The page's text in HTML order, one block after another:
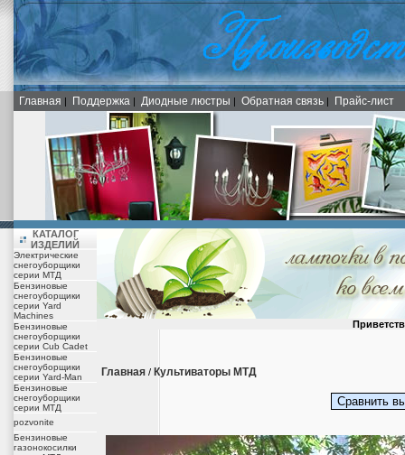
Главная | Поддержка | Диодные люстры | Обратная связь | Прайс-лист
КАТАЛОГ
ИЗДЕЛИЙ
Электрические
снегоуборщики
серии МТД
Бензиновые
снегоуборщики
серии Yard
Machines
Бензиновые
снегоуборщики
серии Cub Cadet
Бензиновые
снегоуборщики
серии Yard-Man
Бензиновые
снегоуборщики
серии МТД
pozvonite
Бензиновые
газонокосилки
Главная / Культиваторы МТД